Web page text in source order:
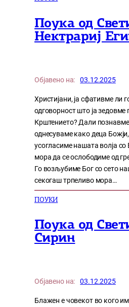
Поука од
Нектрариј
Објавено на: 03.12.2025
Христијани, ја сфативме ли
одговорност што ја зедовме
Крштението? Дали
однесуваме како деца
усогласиме нашата волја со
мора да се ослободиме од
Го возљубиме Бог со сето
секогаш трпеливо мора…
ПОУКИ
Поука од
Сирин
Објавено на: 03.12.2025
Блажен е човекот во кого